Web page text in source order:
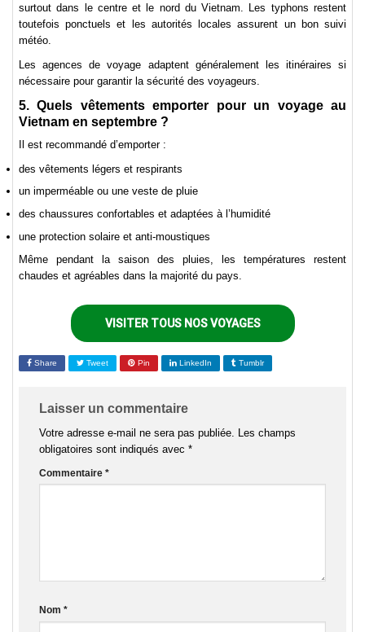
surtout dans le centre et le nord du Vietnam. Les typhons restent
toutefois ponctuels et les autorités locales assurent un bon suivi
météo.
Les agences de voyage adaptent généralement les itinéraires si
nécessaire pour garantir la sécurité des voyageurs.
5. Quels vêtements emporter pour un voyage au
Vietnam en septembre ?
Il est recommandé d’emporter :
des vêtements légers et respirants
un imperméable ou une veste de pluie
des chaussures confortables et adaptées à l’humidité
une protection solaire et anti-moustiques
Même pendant la saison des pluies, les températures restent
chaudes et agréables dans la majorité du pays.
VISITER TOUS NOS VOYAGES
Share Tweet Pin LinkedIn Tumblr
Laisser un commentaire
Votre adresse e-mail ne sera pas publiée. Les champs
obligatoires sont indiqués avec *
Commentaire *
Nom *